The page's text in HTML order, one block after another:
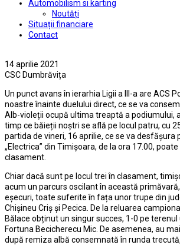
Automobilism si karting
Noutăți
Situații financiare
Contact
14 aprilie 2021
CSC Dumbrăvița
Un punct avans în ierarhia Ligii a III-a are ACS
noastre înainte duelului direct, ce se va
Alb-violeții ocupă ultima treaptă a podiumului,
timp ce băieții noștri se află pe locul patru, cu
partida de vineri, 16 aprilie, ce se va desfășura
„Electrica” din Timișoara, de la ora 17.00,
clasament.
Chiar dacă sunt pe locul trei în clasament,
acum un parcurs oscilant în această
eșecuri, toate suferite în fața unor trupe din
Chișineu Criș și Pecica. De la reluarea
Bălace obținut un singur succes, 1-0 pe
Fortuna Becicherecu Mic. De asemenea, au
după remiza albă consemnată în runda